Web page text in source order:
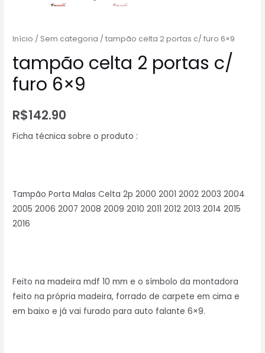
Início / Sem categoria / tampão celta 2 portas c/ furo 6×9
tampão celta 2 portas c/
furo 6×9
R$142.90
Ficha técnica sobre o produto :
Tampão Porta Malas Celta 2p 2000 2001 2002 2003 2004
2005 2006 2007 2008 2009 2010 2011 2012 2013 2014 2015
2016
Feito na madeira mdf 10 mm e o símbolo da montadora
feito na própria madeira, forrado de carpete em cima e
em baixo e já vai furado para auto falante 6×9.